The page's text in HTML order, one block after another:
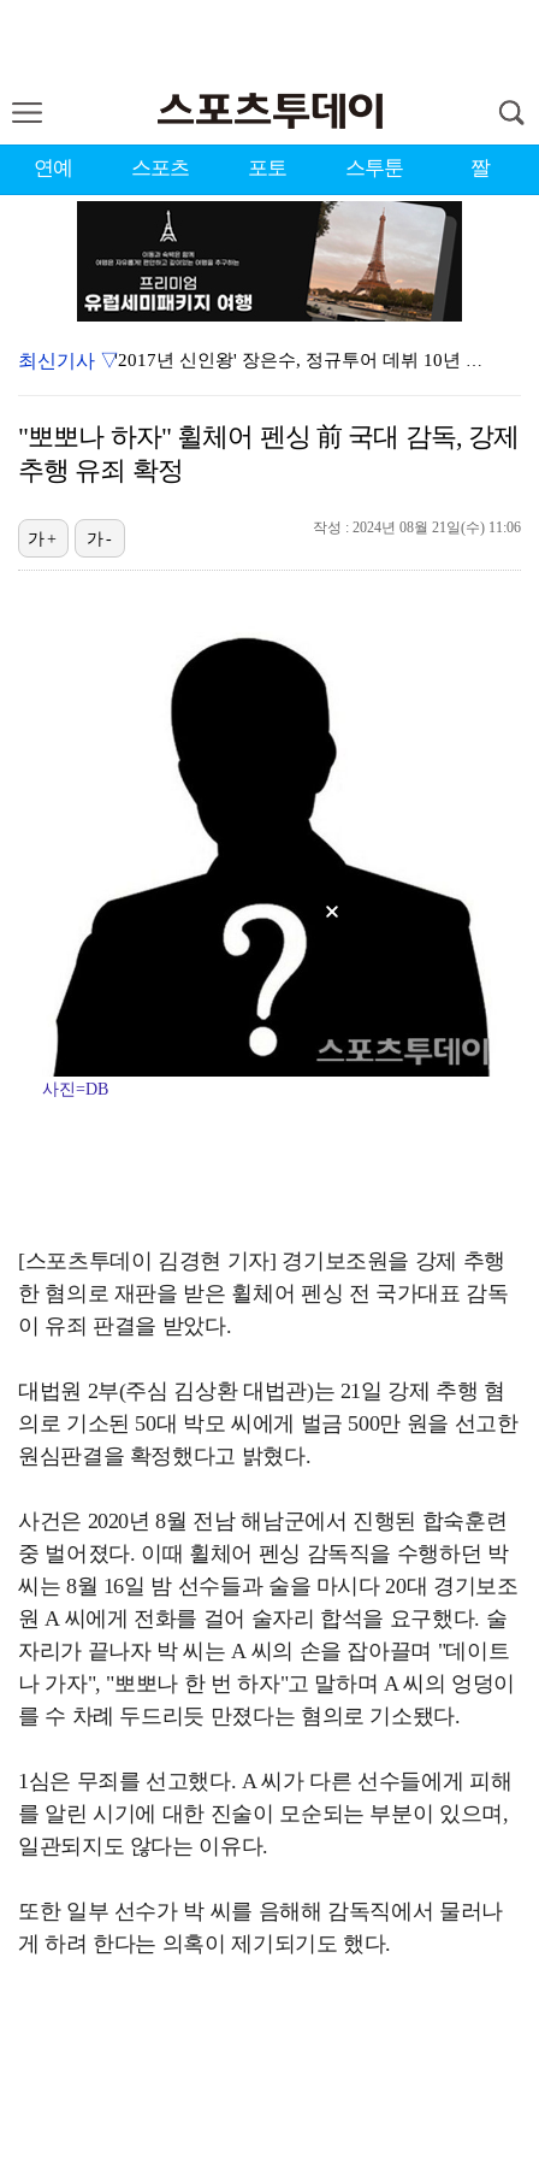
연예 스포츠 포토 스투툰 짤
'2017년 신인왕' 장은수, 정규투어 데뷔 10년 만…
토론토 슈어저, 통산 3516탈삼진 달성…MLB 역대 …
[ST포토] 라이즈, '사랑해요'
[ST포토] 레드벨벳, 여전히 사랑스러워
[ST포토] 레드벨벳 슬기, 귀여워
[ST포토] 엔시티 위시, 달콤해
최신기사 ▽
"뽀뽀나 하자" 휠체어 펜싱 前 국대 감독, 강제
추행 유죄 확정
작성 : 2024년 08월 21일(수) 11:06
가+ 가-
사진=DB
[스포츠투데이 김경현 기자] 경기보조원을 강제 추행
한 혐의로 재판을 받은 휠체어 펜싱 전 국가대표 감독
이 유죄 판결을 받았다.
대법원 2부(주심 김상환 대법관)는 21일 강제 추행 혐
의로 기소된 50대 박모 씨에게 벌금 500만 원을 선고한
원심판결을 확정했다고 밝혔다.
사건은 2020년 8월 전남 해남군에서 진행된 합숙훈련
중 벌어졌다. 이때 휠체어 펜싱 감독직을 수행하던 박
씨는 8월 16일 밤 선수들과 술을 마시다 20대 경기보조
원 A 씨에게 전화를 걸어 술자리 합석을 요구했다. 술
자리가 끝나자 박 씨는 A 씨의 손을 잡아끌며 "데이트
나 가자", "뽀뽀나 한 번 하자"고 말하며 A 씨의 엉덩이
를 수 차례 두드리듯 만졌다는 혐의로 기소됐다.
1심은 무죄를 선고했다. A 씨가 다른 선수들에게 피해
를 알린 시기에 대한 진술이 모순되는 부분이 있으며,
일관되지도 않다는 이유다.
또한 일부 선수가 박 씨를 음해해 감독직에서 물러나
게 하려 한다는 의혹이 제기되기도 했다.